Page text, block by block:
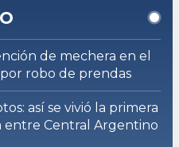
de mechera en el
robo de prendas
así se vivió la primera
entre Central Argentino